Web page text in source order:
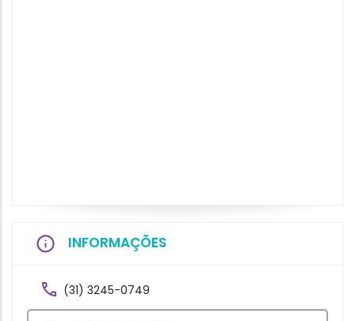
INFORMAÇÕES
(31) 3245-0749